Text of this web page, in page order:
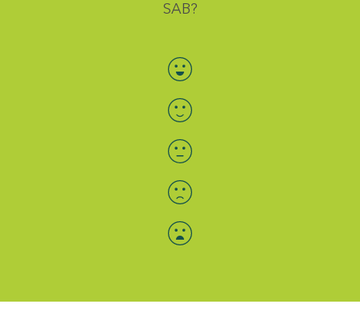
SAB?
Bewertung auswählen